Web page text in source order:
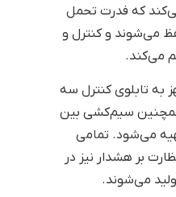
که فدرت تحمل
می‌شوند و کنترل و
می‌کند.
به تابلوی کنترل سه
و همچنین سیم‌کشی بین
می‌شود. تمامی
بر هشدار نیز در
می‌شوند.